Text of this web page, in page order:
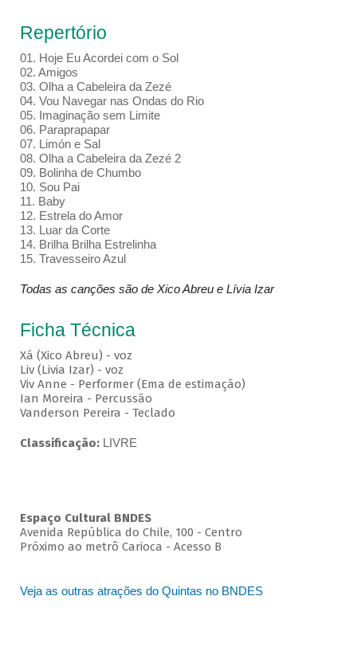
Repertório
01. Hoje Eu Acordei com o Sol
02. Amigos
03. Olha a Cabeleira da Zezé
04. Vou Navegar nas Ondas do Rio
05. Imaginação sem Limite
06. Paraprapapar
07. Limón e Sal
08. Olha a Cabeleira da Zezé 2
09. Bolinha de Chumbo
10. Sou Pai
11. Baby
12. Estrela do Amor
13. Luar da Corte
14. Brilha Brilha Estrelinha
15. Travesseiro Azul
Todas as canções são de Xico Abreu e Lívia Izar
Ficha Técnica
Xá (Xico Abreu) - voz
Liv (Livia Izar) - voz
Viv Anne - Performer (Ema de estimação)
Ian Moreira - Percussão
Vanderson Pereira - Teclado
Classificação: LIVRE
Espaço Cultural BNDES
Avenida República do Chile, 100 - Centro
Próximo ao metrô Carioca - Acesso B
Veja as outras atrações do Quintas no BNDES